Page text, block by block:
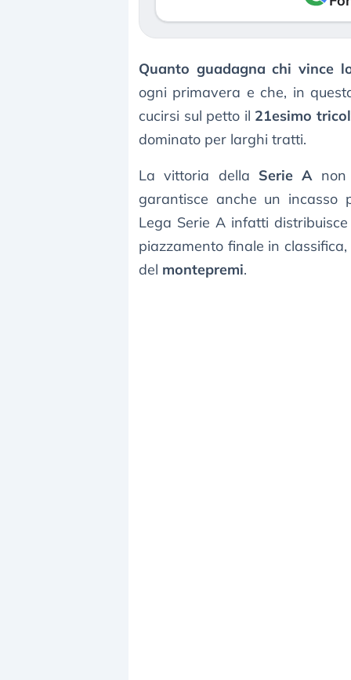
Quanto guadagna chi vince
ogni primavera e che, in
cucirsi sul petto il 21esimo
dominato per larghi tratti.
La vittoria della Serie A
garantisce anche un incasso
Lega Serie A infatti
piazzamento finale in
del montepremi.